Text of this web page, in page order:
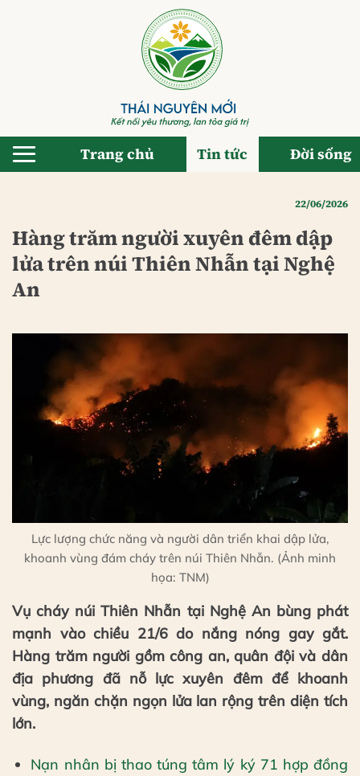
Trang chủ Tin tức Đời sống
22/06/2026
Hàng trăm người xuyên đêm dập
lửa trên núi Thiên Nhẫn tại Nghệ
An
Lực lượng chức năng và người dân triển khai dập lửa,
khoanh vùng đám cháy trên núi Thiên Nhẫn. (Ảnh minh
họa: TNM)
Vụ cháy núi Thiên Nhẫn tại Nghệ An bùng phát
mạnh vào chiều 21/6 do nắng nóng gay gắt.
Hàng trăm người gồm công an, quân đội và dân
địa phương đã nỗ lực xuyên đêm để khoanh
vùng, ngăn chặn ngọn lửa lan rộng trên diện tích
lớn.
Nạn nhân bị thao túng tâm lý ký 71 hợp đồng